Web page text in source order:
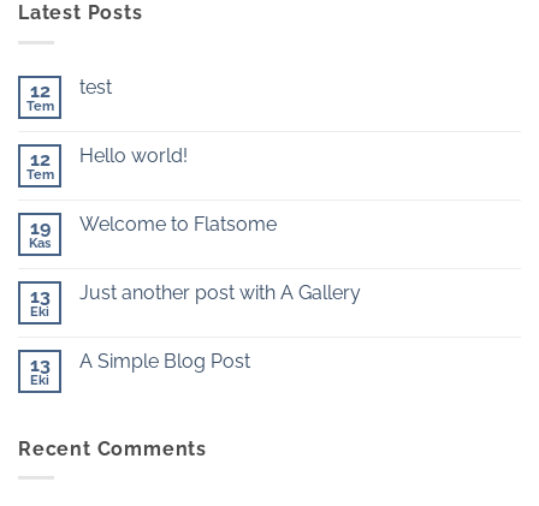
Latest Posts
12
Tem
test
12
Tem
Hello world!
world!
19
Kas
Welcome to Flatsome
to
13
Eki
Just another post with A Gallery
another
13
Eki
A Simple Blog Post
Blog
Recent Comments